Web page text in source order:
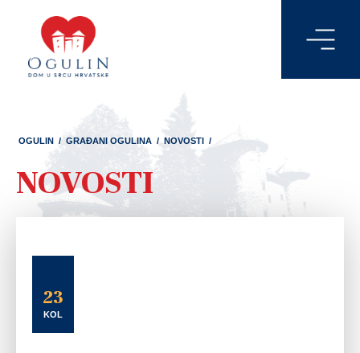
OGULIN / GRAĐANI OGULINA / NOVOSTI /
NOVOSTI
23
KOL